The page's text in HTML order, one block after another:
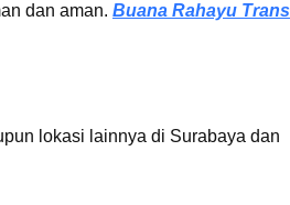
dan aman. Buana Rahayu Trans
lokasi lainnya di Surabaya dan